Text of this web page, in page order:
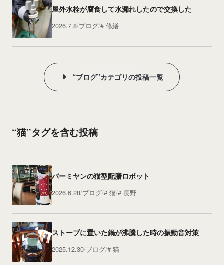
屋外水栓が腐食して水漏れしたので交換した
2026.7.8 ブログ 修繕
“ブログ”カテゴリの投稿一覧
“猫”タグを含む投稿
バーミヤンの猫型配膳ロボット
2026.6.28 ブログ 猫 長野
ストーブに置いた鍋が沸騰した時の振動音対策
2025.12.30 ブログ 猫